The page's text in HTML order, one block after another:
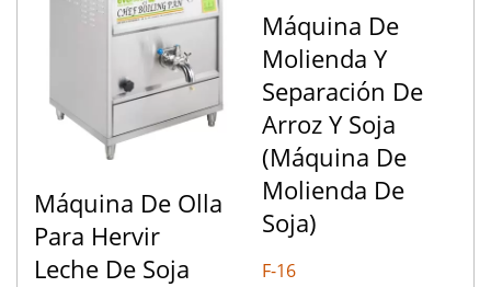
Máquina De Olla
Para Hervir
Leche De Soja
Máquina De
Molienda Y
Separación De
Arroz Y Soja
(Máquina De
Molienda De
Soja)
F-16